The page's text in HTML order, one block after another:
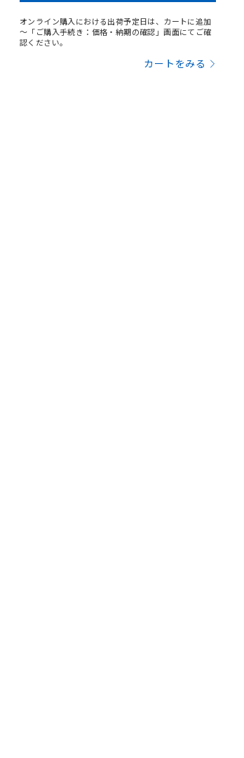
オンライン購入における出荷予定日は、カートに追加
～「ご購入手続き：価格・納期の確認」画面にてご確
認ください。
カートをみる